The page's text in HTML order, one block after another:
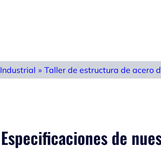
Industrial » Taller de estructura de acero
Especificaciones de